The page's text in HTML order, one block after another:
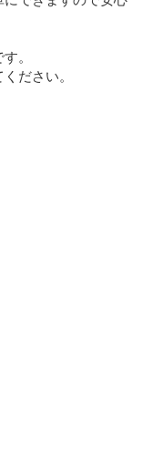
。
ださい。